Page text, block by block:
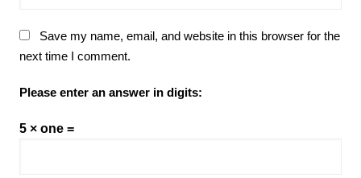
Save my name, email, and website in this browser for the
next time I comment.
Please enter an answer in digits:
5 × one =